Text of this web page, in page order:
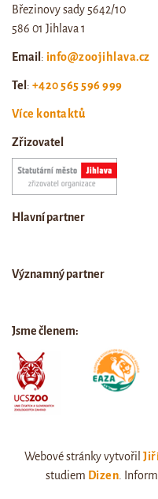
Březinovy sady 5642/10
586 01 Jihlava 1
Email : info@zoojihlava.cz
Tel : +420 565 596 999
Více kontaktů
Zřizovatel
Hlavní partner
Významný partner
Jsme členem:
Webové stránky vytvořil
studiem Dizen.